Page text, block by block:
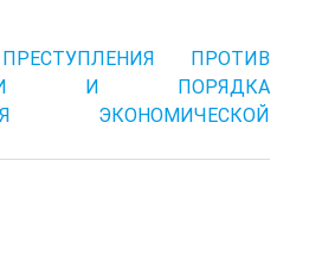
ПРОТИВ
И ПОРЯДКА
ЭКОНОМИЧЕСКОЙ